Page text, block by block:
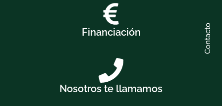
Contacto
Financiación
Nosotros te llamamos